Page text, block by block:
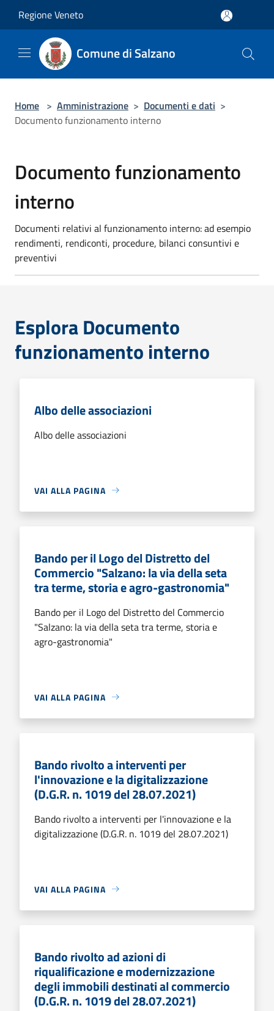
Regione Veneto
Comune di Salzano
Home > Amministrazione > Documenti e dati >
Documento funzionamento interno
Documento funzionamento
interno
Documenti relativi al funzionamento interno: ad esempio
rendimenti, rendiconti, procedure, bilanci consuntivi e
preventivi
Esplora Documento
funzionamento interno
Albo delle associazioni
Albo delle associazioni
VAI ALLA PAGINA
Bando per il Logo del Distretto del
Commercio "Salzano: la via della seta
tra terme, storia e agro-gastronomia"
Bando per il Logo del Distretto del Commercio
"Salzano: la via della seta tra terme, storia e
agro-gastronomia"
VAI ALLA PAGINA
Bando rivolto a interventi per
l'innovazione e la digitalizzazione
(D.G.R. n. 1019 del 28.07.2021)
Bando rivolto a interventi per l'innovazione e la
digitalizzazione (D.G.R. n. 1019 del 28.07.2021)
VAI ALLA PAGINA
Bando rivolto ad azioni di
riqualificazione e modernizzazione
degli immobili destinati al commercio
(D.G.R. n. 1019 del 28.07.2021)